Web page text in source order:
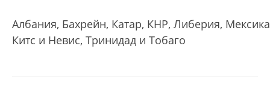
Албания, Бахрейн, Катар, КНР, Либерия,
Китс и Невис, Тринидад и Тобаго